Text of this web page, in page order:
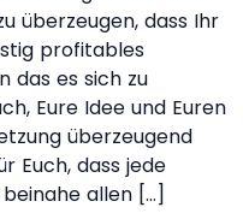
überzeugen, dass Ihr
profitables
das es sich zu
Eure Idee und Euren
überzeugend
Euch, dass jede
allen […]